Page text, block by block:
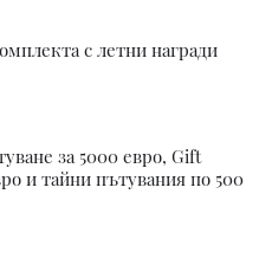
с летни награди
за 5000 евро, Gift
и тайни пътувания по 500